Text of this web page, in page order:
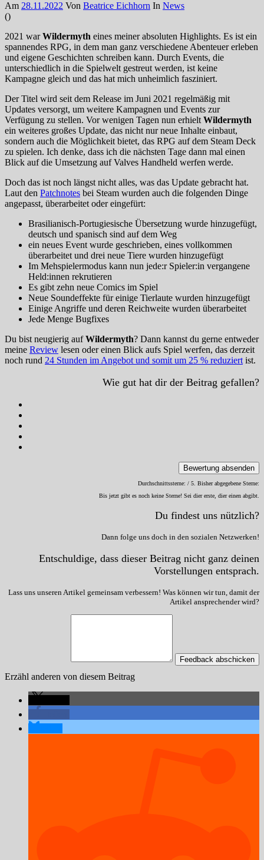
Am 28.11.2022 Von Beatrice Eichhorn In News
()
2021 warWildermyth eines meiner absoluten Highlights. Es ist ein
spannendes RPG, in dem man ganz verschiedene Abenteuer erleben
und eigene Geschichten schreiben kann. Durch Events, die
unterschiedlich in die Spielwelt gestreut werden, ist keine
Kampagne gleich und das hat mich unheimlich fasziniert.
Der Titel wird seit dem Release im Juni 2021 regelmäßig mit
Updates versorgt, um weitere Kampagnen und Events zur
Verfügung zu stellen. Vor wenigen Tagen nun erhielt Wildermyth
ein weiteres großes Update, das nicht nur neue Inhalte einbaut,
sondern auch die Möglichkeit bietet, das RPG auf dem Steam Deck
zu spielen. Ich denke, dass ich die nächsten Tage dann mal einen
Blick auf die Umsetzung auf Valves Handheld werfen werde.
Doch das ist noch längst nicht alles, was das Update gebracht hat.
Laut den Patchnotes bei Steam wurden auch die folgenden Dinge
angepasst, überarbeitet oder eingefürt:
Brasilianisch-Portugiesische Übersetzung wurde hinzugefügt,
deutsch und spanisch sind auf dem Weg
ein neues Event wurde geschrieben, eines vollkommen
überarbeitet und drei neue Tiere wurden hinzugefügt
Im Mehspielermodus kann nun jede:r Spieler:in vergangene
Held:innen rekrutieren
Es gibt zehn neue Comics im Spiel
Neue Soundeffekte für einige Tierlaute wurden hinzugefügt
Einige Angriffe und deren Reichweite wurden überarbeitet
Jede Menge Bugfixes
Du bist neugierig aufWildermyth? Dann kannst du gerne entweder
meine Review lesen oder einen Blick aufs Spiel werfen, das derzeit
noch rund 24 Stunden im Angebot und somit um 25 % reduziert ist.
Wie gut hat dir der Beitrag gefallen?
Bewertung absenden
Durchschnittssterne: / 5. Bisher abgegebene Sterne:
Bis jetzt gibt es noch keine Sterne! Sei dier erste, dier einen abgibt.
Du findest uns nützlich?
Dann folge uns doch in den sozialen Netzwerken!
Entschuldige, dass dieser Beitrag nicht ganz deinen
Vorstellungen entsprach.
Lass uns unseren Artikel gemeinsam verbessern! Was können wir tun, damit der
Artikel ansprechender wird?
Feedback abschicken
Erzähl anderen von diesem Beitrag